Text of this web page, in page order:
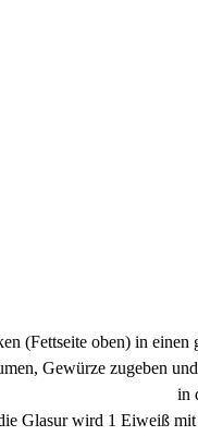
(Fettseite oben) in
Gewürze zugeben
in
Glasur wird 1 Eiweiß mit